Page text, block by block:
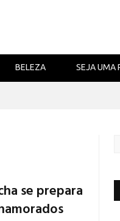
BELEZA SEJA UMA
se prepara